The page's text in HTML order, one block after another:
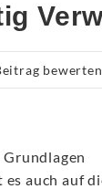
bewerten
auch auf